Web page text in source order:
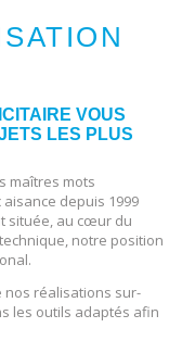
VOUS
LES PLUS
maîtres mots
depuis 1999
située, au cœur du
notre position
nos réalisations sur-
les outils adaptés afin